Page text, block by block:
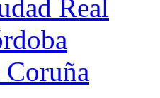
Real